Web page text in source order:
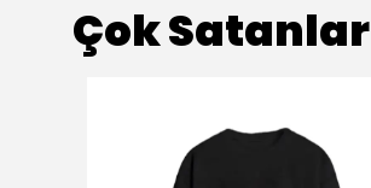
Çok Satanlar